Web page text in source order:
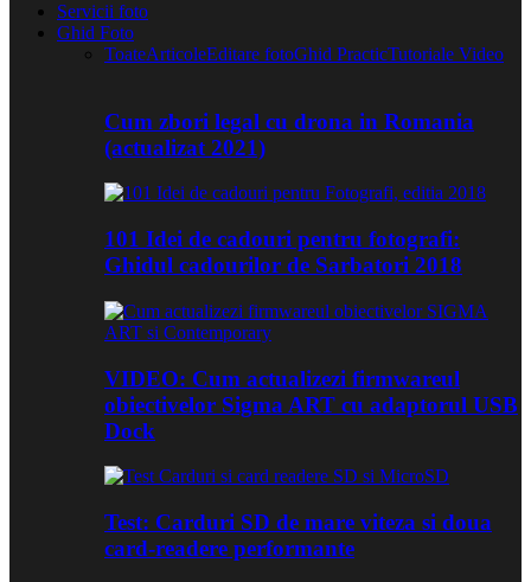
Servicii foto
Ghid Foto
ToateArticoleEditare fotoGhid PracticTutoriale Video
Cum zbori legal cu drona in Romania
(actualizat 2021)
101 Idei de cadouri pentru fotografi:
Ghidul cadourilor de Sarbatori 2018
VIDEO: Cum actualizezi firmwareul
obiectivelor Sigma ART cu adaptorul USB
Dock
Test: Carduri SD de mare viteza si doua
card-readere performante